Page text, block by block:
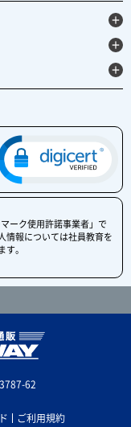
ーク使用許諾事業者」で
情報については社員教育を
。
62
ご利用規約